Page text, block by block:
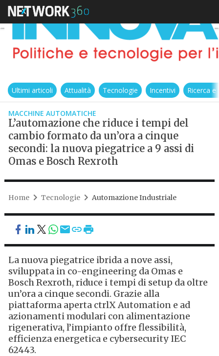
Ultimi articoli Attualità Tecnologie Incentivi Ricerca
MACCHINE AUTOMATICHE
L’automazione che riduce i tempi del
cambio formato da un’ora a cinque
secondi: la nuova piegatrice a 9 assi di
Omas e Bosch Rexroth
Home Tecnologie Automazione Industriale
La nuova piegatrice ibrida a nove assi,
sviluppata in co-engineering da Omas e
Bosch Rexroth, riduce i tempi di setup da oltre
un’ora a cinque secondi. Grazie alla
piattaforma aperta ctrlX Automation e ad
azionamenti modulari con alimentazione
rigenerativa, l’impianto offre flessibilità,
efficienza energetica e cybersecurity IEC
62443.